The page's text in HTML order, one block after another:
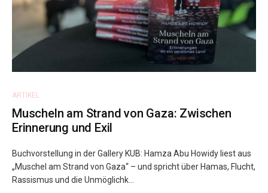
ARTIKEL
Muscheln am Strand von Gaza: Zwischen
Erinnerung und Exil
Buchvorstellung in der Gallery KUB: Hamza Abu Howidy liest aus
„Muschel am Strand von Gaza“ – und spricht über Hamas, Flucht,
Rassismus und die Unmöglichk...